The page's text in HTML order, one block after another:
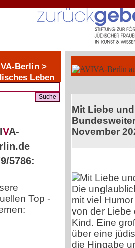
Berlin >
Leben
ERST
IVA-
5786:
Top -
Mit Liebe
November
Die
mit viel
von der Liebe
Kind. Eine
über eine
die Hingabe